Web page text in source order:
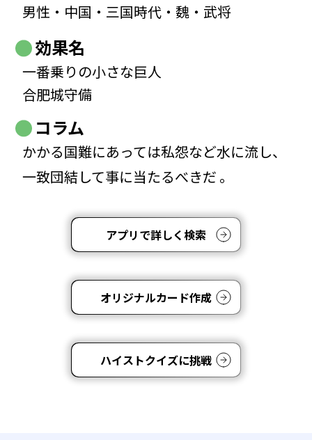
男性・中国・三国時代・魏・武将
効果名
一番乗りの小さな巨人
合肥城守備
コラム
かかる国難にあっては私怨など水に流し、
一致団結して事に当たるべきだ 。
アプリで詳しく検索
オリジナルカード作成
ハイストクイズに挑戦